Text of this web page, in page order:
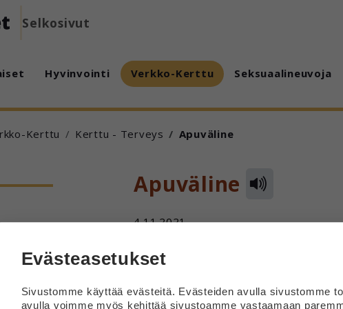
Selkosivut
Hyvinvointi Verkko-Kerttu Seksuaalineuvoja
Kerttu Kerttu - Terveys Apuväline
Apuväline
4.11.2021
Kumpi näistä on oikein, rollaattori vai
Evästeasetukset
Sivustomme käyttää evästeitä. Evästeiden avulla sivustomme
avulla voimme myös kehittää sivustoamme vastaamaan